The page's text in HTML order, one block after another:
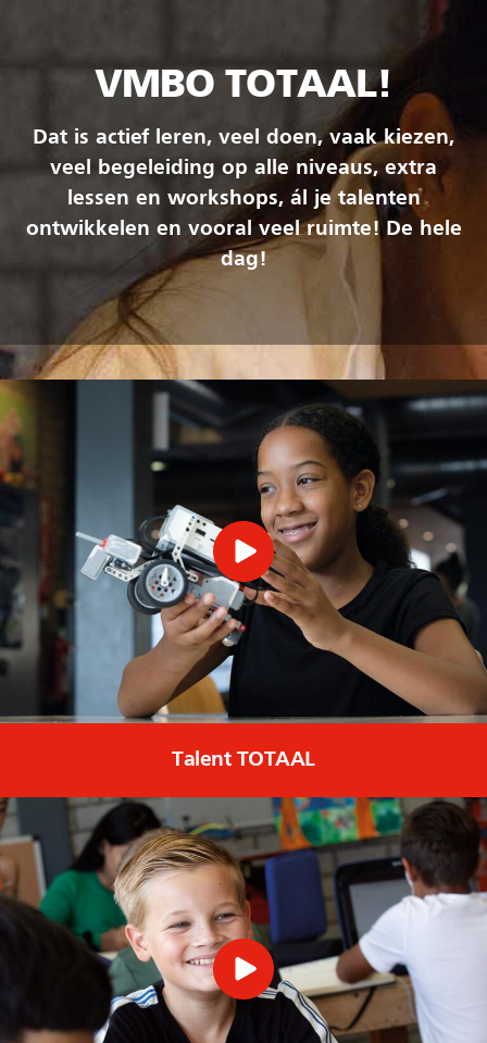
VMBO TOTAAL!
Dat is actief leren, veel doen, vaak kiezen,
veel begeleiding op alle niveaus, extra
lessen en workshops, ál je talenten
ontwikkelen en vooral veel ruimte! De hele
dag!
Talent TOTAAL